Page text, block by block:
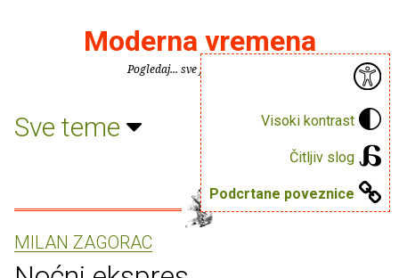
Visoki kontrast
Čitljiv slog
Podcrtane poveznice
Moderna vremena
Pogledaj... sve je puno knjiga.
Sve teme
MILAN ZAGORAC